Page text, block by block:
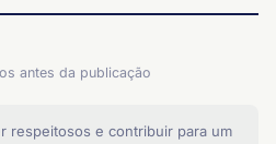
antes da publicação
respeitosos e contribuir para um